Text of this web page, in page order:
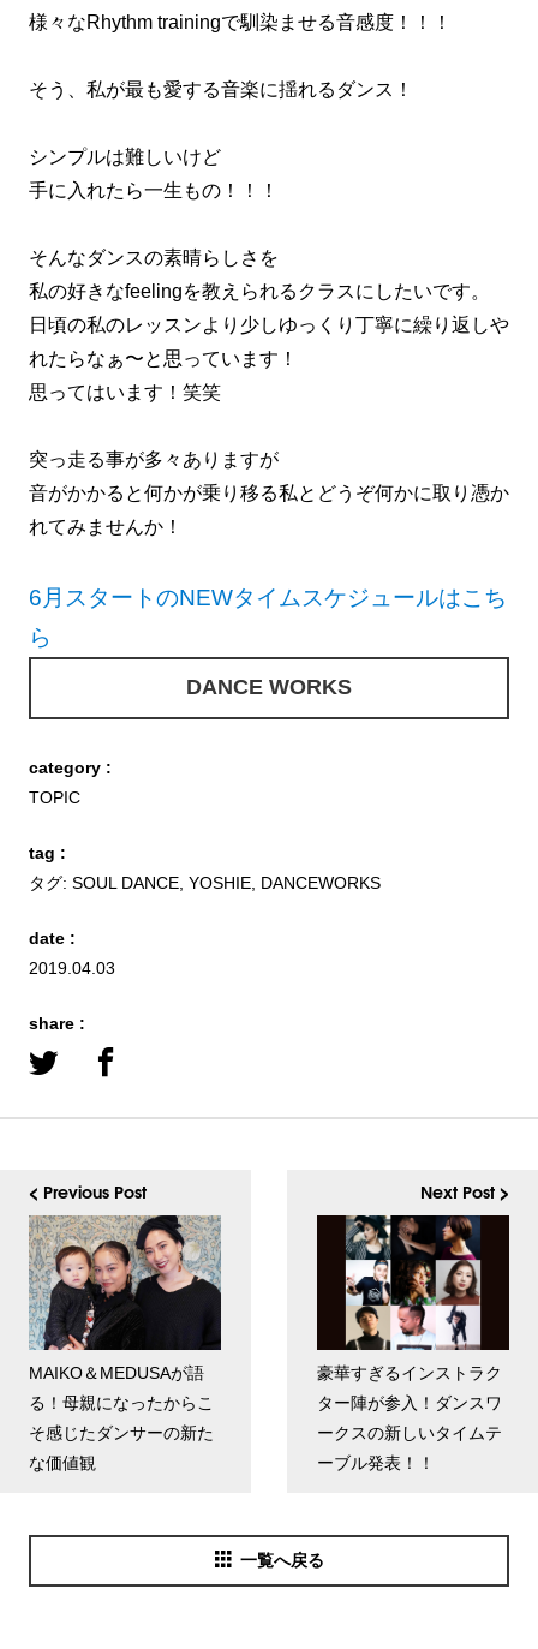
様々なRhythm trainingで馴染ませる音感度！！！
そう、私が最も愛する音楽に揺れるダンス！
シンプルは難しいけど
手に入れたら一生もの！！！
そんなダンスの素晴らしさを
私の好きなfeelingを教えられるクラスにしたいです。
日頃の私のレッスンより少しゆっくり丁寧に繰り返しや
れたらなぁ〜と思っています！
思ってはいます！笑笑
突っ走る事が多々ありますが
音がかかると何かが乗り移る私とどうぞ何かに取り憑か
れてみませんか！
6月スタートのNEWタイムスケジュールはこち
ら
DANCE WORKS
category :
TOPIC
tag :
タグ: SOUL DANCE, YOSHIE, DANCEWORKS
date :
2019.04.03
share :
< Previous Post
MAIKO＆MEDUSAが語
る！母親になったからこ
そ感じたダンサーの新た
な価値観
Next Post >
豪華すぎるインストラク
ター陣が参入！ダンスワ
ークスの新しいタイムテ
ーブル発表！！
一覧へ戻る